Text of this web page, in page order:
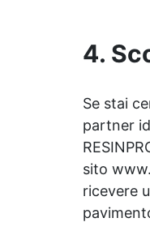
4.
Se stai
partner
sito
ricevere